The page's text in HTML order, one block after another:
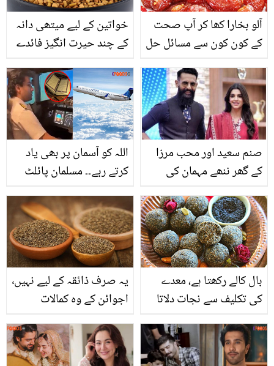
خواتین کے لیے میتھی دانہ
کے چند حیرت انگیز فائدے
آلو بخارا کھا کر آپ صحت
کے کون کون سے مسائل حل
کر سکتے ہیں؟قدرت کا
انمول تحفہ جس کے
خواص جان کر آپ حیران
رہ جائیں گے۔۔
اللہ کو آسمان پر بھی یاد
کرتے رہے۔۔ مسلمان پائلٹ
کی ہوائی جہاز اڑانے کے
دوران قرآن کی دل چھو
لینے والی خوبصورت تلاوت
کی ویڈیو
صنم سعید اور محب مرزا
کے گھر ننھے مہمان کی
آمد.. لڑکا ہوا یا لڑکی اور نام
کیا رکھا؟
یہ صرف ذائقہ کے لیے نہیں٬
اجوائن کے وہ کمالات
جنہیں جان کر آپ روزانہ
اس کا استعمال کریں گے
بال کالے رکھتا ہے، معدے
کی تکلیف سے نجات دلاتا
ہے ۔۔ کالے تل کے 5 صحت
سے متعلق فوائد جوآپ بھی
جان لیں